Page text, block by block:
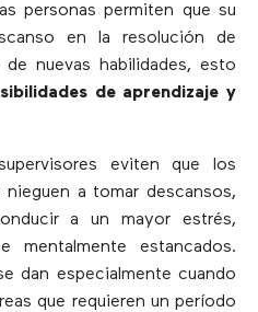
personas permiten que su
en la resolución de
nuevas habilidades, esto
de aprendizaje y
eviten que los
a tomar descansos,
a un mayor estrés,
mentalmente estancados.
dan especialmente cuando
que requieren un período